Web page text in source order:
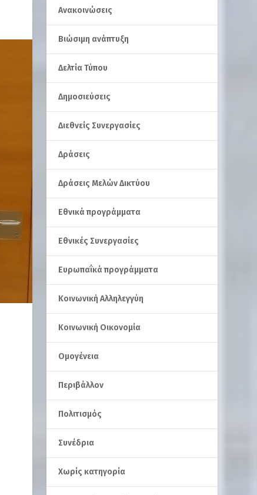
Ανακοινώσεις
Βιώσιμη ανάπτυξη
Δελτία Τύπου
Δημοσιεύσεις
Διεθνείς Συνεργασίες
Δράσεις
Δράσεις Μελών Δικτύου
Εθνικά προγράμματα
Εθνικές Συνεργασίες
Ευρωπαΐκά προγράμματα
Κοινωνική Αλληλεγγύη
Κοινωνική Οικονομία
Ομογένεια
Περιβάλλον
Πολιτισμός
Συνέδρια
Χωρίς κατηγορία